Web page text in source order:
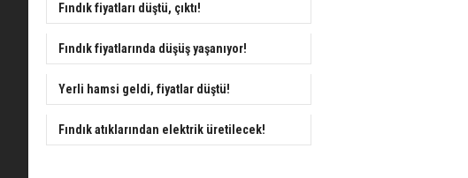
Fındık fiyatları düştü, çıktı!
Fındık fiyatlarında düşüş yaşanıyor!
Yerli hamsi geldi, fiyatlar düştü!
Fındık atıklarından elektrik üretilecek!